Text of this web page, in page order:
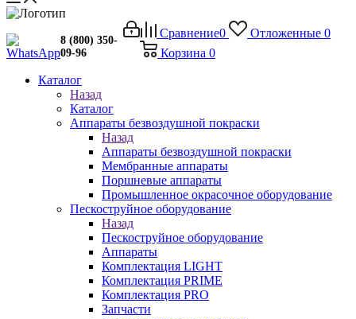
Сравнение0 Отложенные 0
Корзина 0
8 (800) 350-
09-96
Каталог
Назад
Каталог
Аппараты безвоздушной покраски
Назад
Аппараты безвоздушной покраски
Мембранные аппараты
Поршневые аппараты
Промышленное окрасочное оборудование
Пескоструйное оборудование
Назад
Пескоструйное оборудование
Аппараты
Комплектация LIGHT
Комплектация PRIME
Комплектация PRO
Запчасти